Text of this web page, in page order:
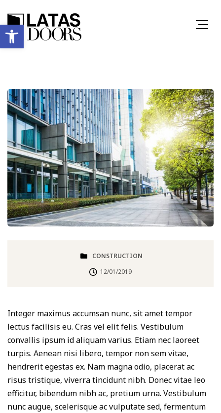
Ανοίξτε τη γραμμή εργαλείων
CONSTRUCTION
12/01/2019
Integer maximus accumsan nunc, sit amet tempor
lectus facilisis eu. Cras vel elit felis. Vestibulum
convallis ipsum id aliquam varius. Etiam nec laoreet
turpis. Aenean nisi libero, tempor non sem vitae,
hendrerit egestas ex. Nam magna odio, placerat ac
risus tristique, viverra tincidunt nibh. Donec vitae leo
efficitur, bibendum nibh ac, pretium urna. Vestibulum
nunc augue, scelerisque ac vulputate sed, fermentum